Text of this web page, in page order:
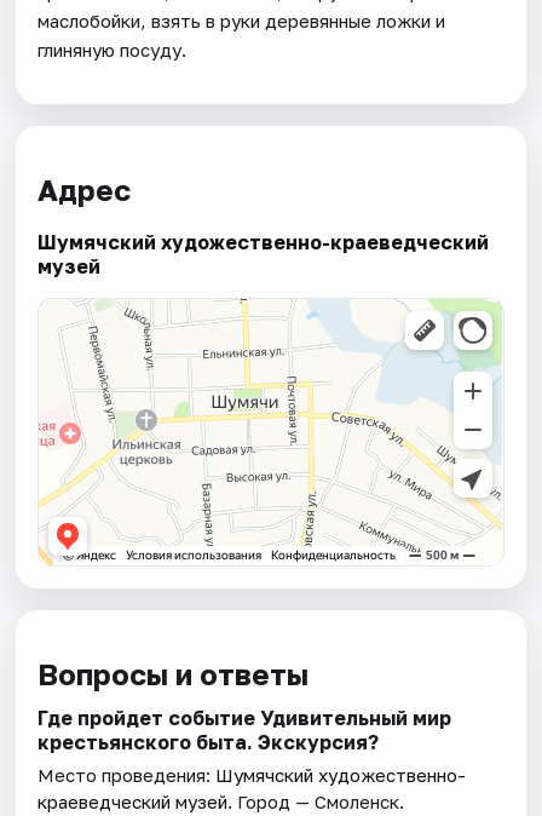
маслобойки, взять в руки деревянные ложки и
глиняную посуду.
Адрес
Шумячский художественно-краеведческий
музей
Вопросы и ответы
Где пройдет событие Удивительный мир
крестьянского быта. Экскурсия?
Место проведения: Шумячский художественно-
краеведческий музей. Город — Смоленск.